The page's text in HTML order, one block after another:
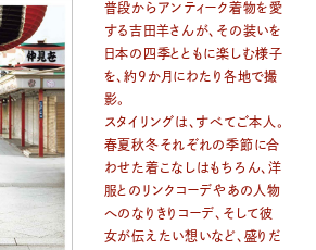
普段からアンティーク着物を愛
する吉田羊さんが、その装いを
日本の四季とともに楽しむ様子
を、約9か月にわたり各地で撮
影。
スタイリングは、すべてご本人。
春夏秋冬それぞれの季節に合
わせた着こなしはもちろん、洋
服とのリンクコーデやあの人物
へのなりきりコーデ、そして彼
女が伝えたい想いなど、盛りだ